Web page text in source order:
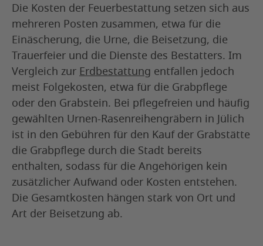
Die Kosten der Feuerbestattung setzen sich aus
mehreren Posten zusammen, etwa für die
Einäscherung, die Urne, die Beisetzung, die
Trauerfeier und die Dienste des Bestatters. Im
Vergleich zur Erdbestattung entfallen jedoch
meist Folgekosten, etwa für die Grabpflege
oder den Grabstein. Bei pflegefreien und häufig
gewählten Urnen-Rasenreihengräbern in Jülich
ist in den Gebühren für den Kauf der Grabstätte
die Grabpflege durch die Stadt bereits
enthalten, sodass für die Angehörigen kein
zusätzlicher Aufwand oder Kosten entstehen.
Die Gesamtkosten hängen stark von Ort und
Art der Beisetzung ab.